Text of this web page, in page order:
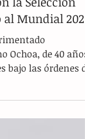
inicia
la Selección
Mundial 2026
Ochoa, de 40 años,
la Copa del Mundo